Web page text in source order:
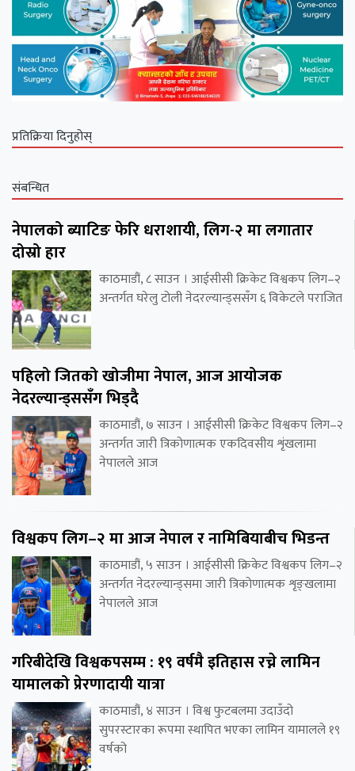
प्रतिक्रिया दिनुहोस्
संबन्धित
नेपालको ब्याटिङ फेरि धराशायी, लिग-२ मा लगातार
दोस्रो हार
काठमाडौं, ८ साउन । आईसीसी क्रिकेट विश्वकप लिग–२
अन्तर्गत घरेलु टोली नेदरल्यान्ड्ससँग ६ विकेटले पराजित
पहिलो जितको खोजीमा नेपाल, आज आयोजक
नेदरल्यान्ड्ससँग भिड्दै
काठमाडौं, ७ साउन । आईसीसी क्रिकेट विश्वकप लिग–२
अन्तर्गत जारी त्रिकोणात्मक एकदिवसीय शृंखलामा
नेपालले आज
विश्वकप लिग–२ मा आज नेपाल र नामिबियाबीच भिडन्त
काठमाडौं, ५ साउन । आईसीसी क्रिकेट विश्वकप लिग–२
अन्तर्गत नेदरल्यान्ड्समा जारी त्रिकोणात्मक शृङ्खलामा
नेपालले आज
गरिबीदेखि विश्वकपसम्म : १९ वर्षमै इतिहास रच्ने लामिन
यामालको प्रेरणादायी यात्रा
काठमाडौं, ४ साउन । विश्व फुटबलमा उदाउँदो
सुपरस्टारका रूपमा स्थापित भएका लामिन यामालले १९
वर्षको